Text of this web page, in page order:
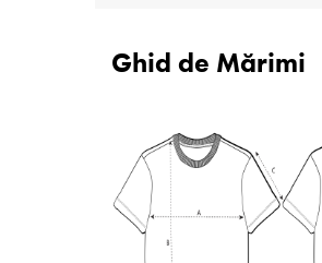
Ghid de Mărimi